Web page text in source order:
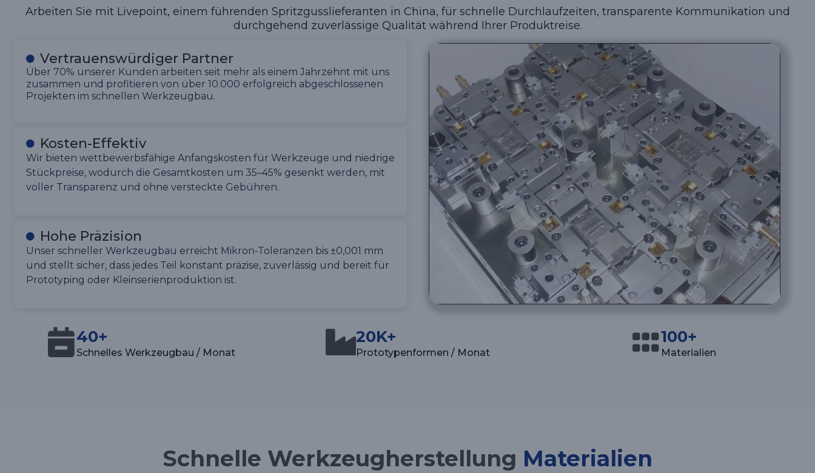
Arbeiten Sie mit Livepoint, einem führenden Spritzgusslieferanten in China, für schnelle Durchlaufzeiten, transparente Kommunikation und
durchgehend zuverlässige Qualität während Ihrer Produktreise.
Vertrauenswürdiger Partner
Über 70% unserer Kunden arbeiten seit mehr als einem Jahrzehnt mit uns
zusammen und profitieren von über 10.000 erfolgreich abgeschlossenen
Projekten im schnellen Werkzeugbau.
Kosten-Effektiv
Wir bieten wettbewerbsfähige Anfangskosten für Werkzeuge und niedrige
Stückpreise, wodurch die Gesamtkosten um 35–45% gesenkt werden, mit
voller Transparenz und ohne versteckte Gebühren.
Hohe Präzision
Unser schneller Werkzeugbau erreicht Mikron-Toleranzen bis ±0,001 mm
und stellt sicher, dass jedes Teil konstant präzise, zuverlässig und bereit für
Prototyping oder Kleinserienproduktion ist.
40+
Schnelles Werkzeugbau / Monat
20K+
Prototypenformen / Monat
100+
Materialien
Schnelle Werkzeugherstellung Materialien